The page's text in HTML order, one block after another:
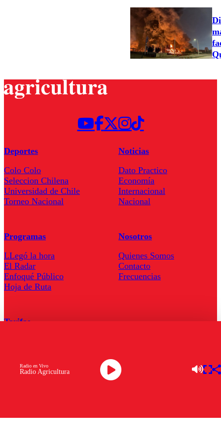
Radio Agricultura
Radio en Vivo
Deportes
Colo Colo
Seleccion Chilena
Universidad de Chile
Torneo Nacional
Noticias
Dato Practico
Economía
Internacional
Nacional
Programas
LLegó la hora
El Radar
Enfoqué Público
Hoja de Ruta
Nosotros
Quienes Somos
Contacto
Frecuencias
Tarifas
Descarga la APP